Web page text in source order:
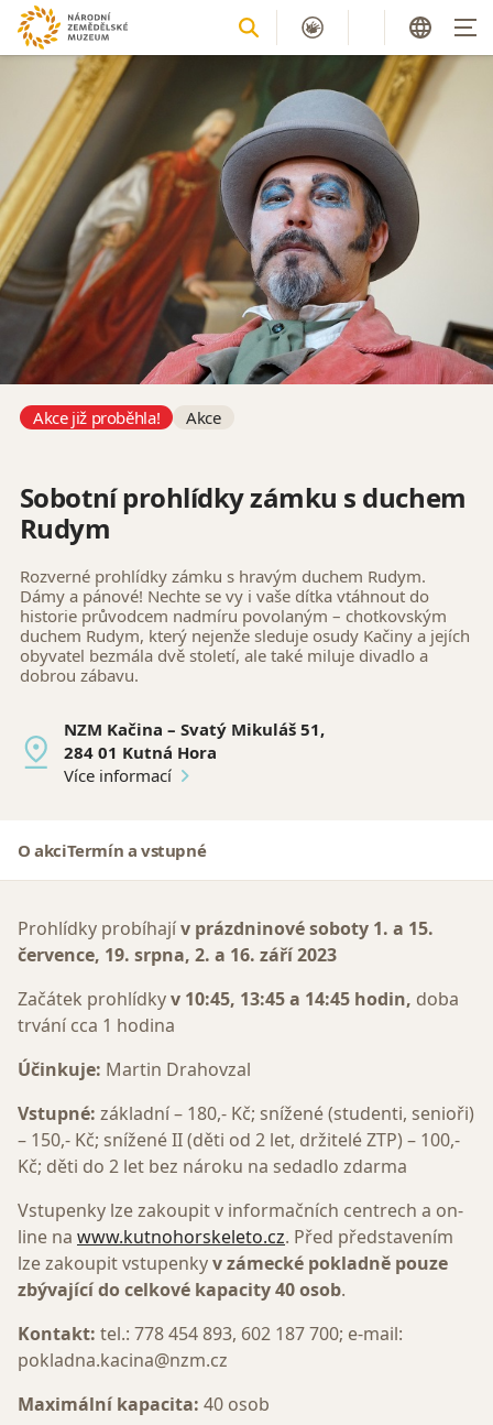
Akce již proběhla! Akce
Sobotní prohlídky zámku s duchem
Rudym
Rozverné prohlídky zámku s hravým duchem Rudym.
Dámy a pánové! Nechte se vy i vaše dítka vtáhnout do
historie průvodcem nadmíru povolaným – chotkovským
duchem Rudym, který nejenže sleduje osudy Kačiny a jejích
obyvatel bezmála dvě století, ale také miluje divadlo a
dobrou zábavu.
NZM Kačina – Svatý Mikuláš 51,
284 01 Kutná Hora
Více informací
O akciTermín a vstupné
Prohlídky probíhajív prázdninové soboty 1. a 15.
července, 19. srpna, 2. a 16. září 2023
Začátek prohlídkyv 10:45, 13:45 a 14:45 hodin, doba
trvání cca 1 hodina
Účinkuje: Martin Drahovzal
Vstupné: základní – 180,- Kč; snížené (studenti, senioři)
– 150,- Kč; snížené II (děti od 2 let, držitelé ZTP) – 100,-
Kč; děti do 2 let bez nároku na sedadlo zdarma
Vstupenky lze zakoupit v informačních centrech a on-
line na www.kutnohorskeleto.cz. Před představením
lze zakoupit vstupenkyv zámecké pokladně pouze
zbývající do celkové kapacity 40 osob.
Kontakt: tel.: 778 454 893, 602 187 700; e-mail:
pokladna.kacina@nzm.cz
Maximální kapacita: 40 osob